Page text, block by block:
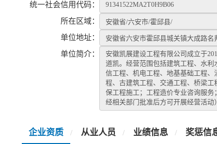
统一社会信用代码：
所在区域：
单位地址：
单位简介：
安徽凯展建设工程有限公司成立于
道凯。经营范围包括建筑工程、水
信工程、机电工程、地基基础工程
程、古建筑工程、交通工程、桥梁
保工程施工；工程造价专业咨询服
经相关部门批准后方可开展经营活动
企业资质 / 从业人员 / 业绩信息 / 奖惩信